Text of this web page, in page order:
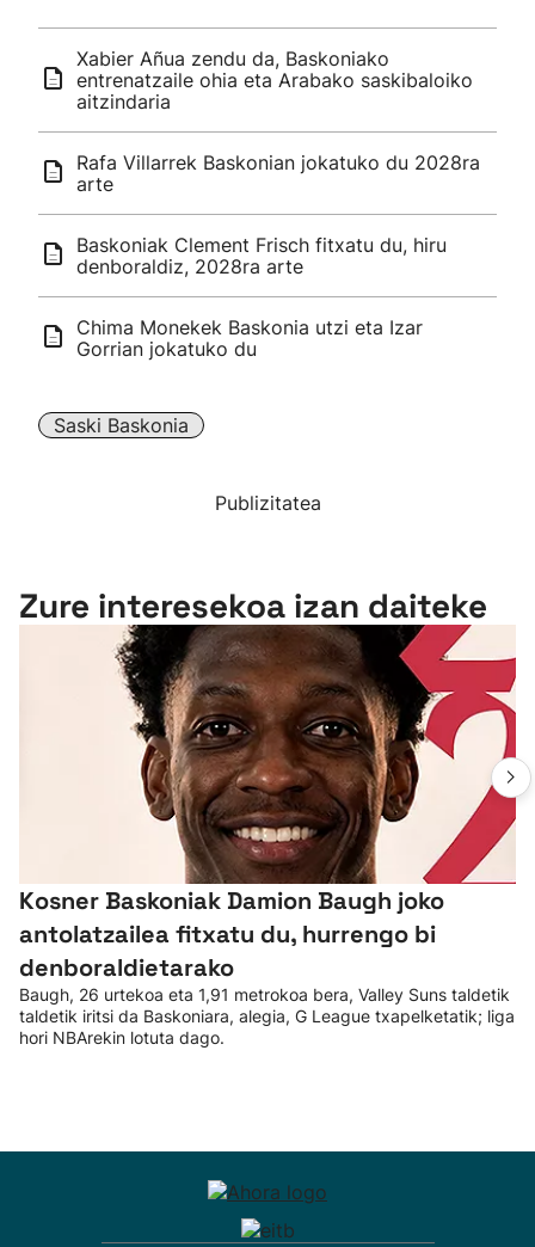
Xabier Añua zendu da, Baskoniako
entrenatzaile ohia eta Arabako saskibaloiko
aitzindaria
Rafa Villarrek Baskonian jokatuko du 2028ra
arte
Baskoniak Clement Frisch fitxatu du, hiru
denboraldiz, 2028ra arte
Chima Monekek Baskonia utzi eta Izar
Gorrian jokatuko du
Saski Baskonia
Publizitatea
Zure interesekoa izan daiteke
Kosner Baskoniak Damion Baugh joko
antolatzailea fitxatu du, hurrengo bi
denboraldietarako
Baugh, 26 urtekoa eta 1,91 metrokoa bera, Valley Suns taldetik
taldetik iritsi da Baskoniara, alegia, G League txapelketatik; liga
hori NBArekin lotuta dago.